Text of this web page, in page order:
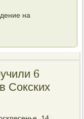
на
6
Сокских